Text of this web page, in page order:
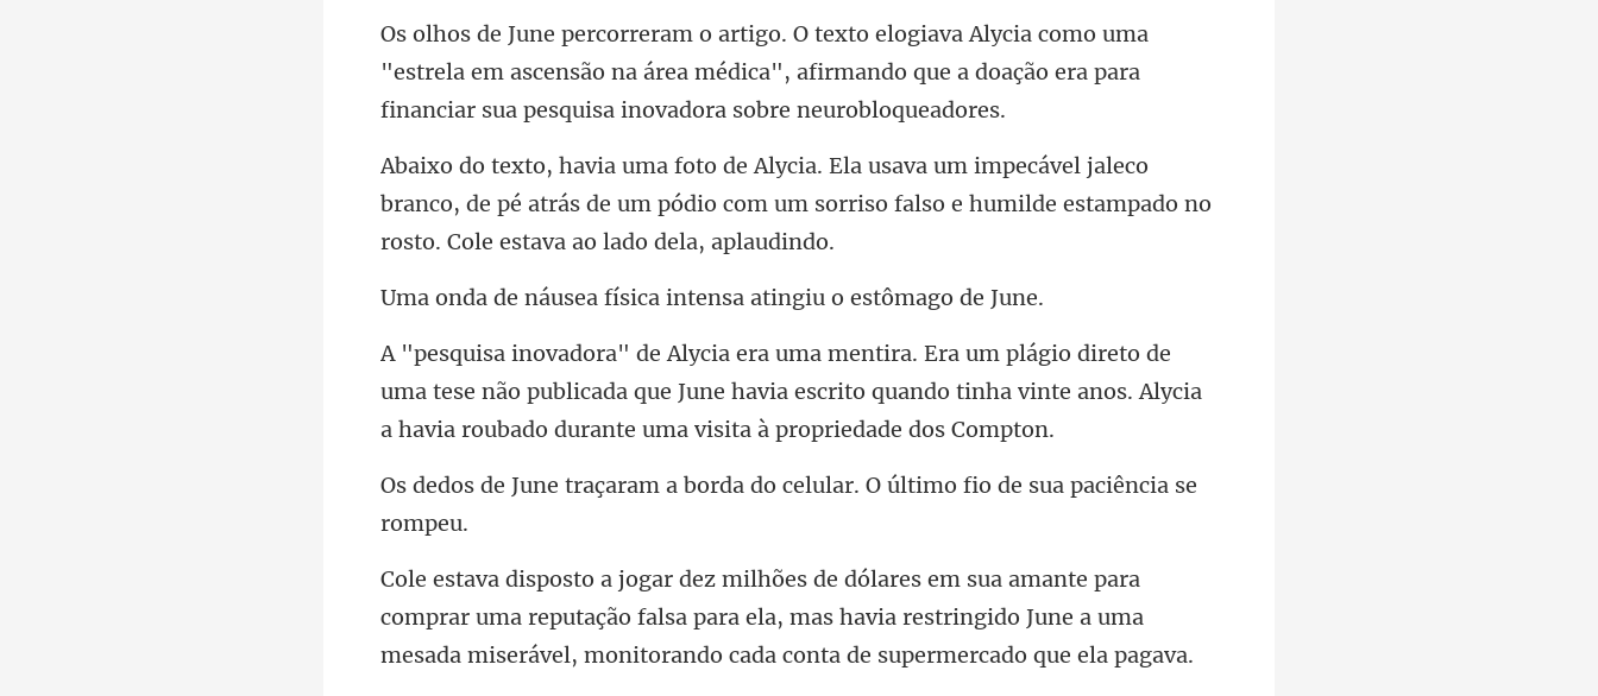
o uma
"estrela em ascensão na área médica", afirmando que a doação
l jaleco
branco, de pé atrás de um pódio com um sorriso falso e
ísica intensa atingi
de
uma tese não publicada que June havia escrito quando tinha vinte ano
borda do celular. O último f
comprar uma reputação falsa para ela, mas havia restringido June a uma